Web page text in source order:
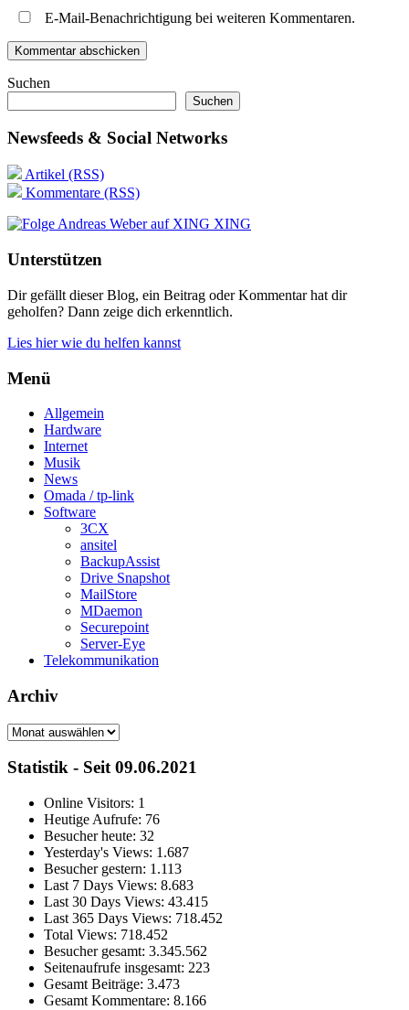
E-Mail-Benachrichtigung bei weiteren Kommentaren.
Suchen
Suchen
Newsfeeds & Social Networks
Artikel (RSS)
Kommentare (RSS)
XING
Unterstützen
Dir gefällt dieser Blog, ein Beitrag oder Kommentar hat dir
geholfen? Dann zeige dich erkenntlich.
Lies hier wie du helfen kannst
Menü
Allgemein
Hardware
Internet
Musik
News
Omada / tp-link
Software
3CX
ansitel
BackupAssist
Drive Snapshot
MailStore
MDaemon
Securepoint
Server-Eye
Telekommunikation
Archiv
Archiv
Statistik - Seit 09.06.2021
Online Visitors: 1
Heutige Aufrufe: 76
Besucher heute: 32
Yesterday's Views: 1.687
Besucher gestern: 1.113
Last 7 Days Views: 8.683
Last 30 Days Views: 43.415
Last 365 Days Views: 718.452
Total Views: 718.452
Besucher gesamt: 3.345.562
Seitenaufrufe insgesamt: 223
Gesamt Beiträge: 3.473
Gesamt Kommentare: 8.166